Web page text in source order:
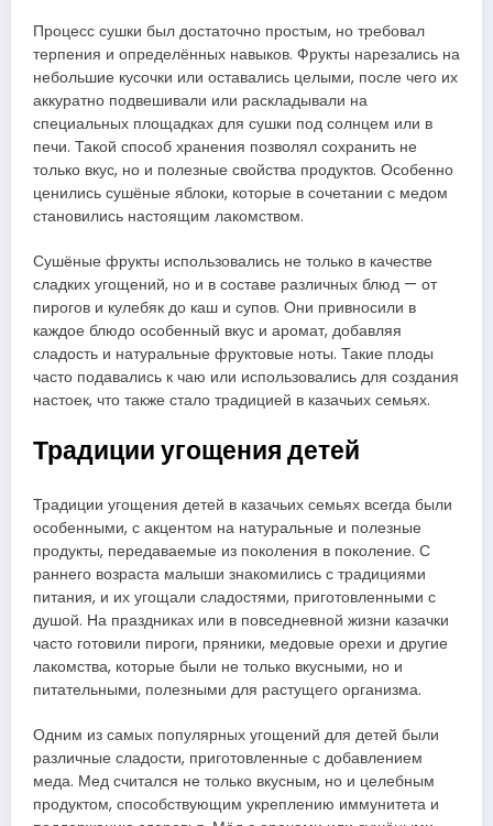
Процесс сушки был достаточно простым, но требовал
терпения и определённых навыков. Фрукты нарезались на
небольшие кусочки или оставались целыми, после чего их
аккуратно подвешивали или раскладывали на
специальных площадках для сушки под солнцем или в
печи. Такой способ хранения позволял сохранить не
только вкус, но и полезные свойства продуктов. Особенно
ценились сушёные яблоки, которые в сочетании с медом
становились настоящим лакомством.
Сушёные фрукты использовались не только в качестве
сладких угощений, но и в составе различных блюд — от
пирогов и кулебяк до каш и супов. Они привносили в
каждое блюдо особенный вкус и аромат, добавляя
сладость и натуральные фруктовые ноты. Такие плоды
часто подавались к чаю или использовались для создания
настоек, что также стало традицией в казачьих семьях.
Традиции угощения детей
Традиции угощения детей в казачьих семьях всегда были
особенными, с акцентом на натуральные и полезные
продукты, передаваемые из поколения в поколение. С
раннего возраста малыши знакомились с традициями
питания, и их угощали сладостями, приготовленными с
душой. На праздниках или в повседневной жизни казачки
часто готовили пироги, пряники, медовые орехи и другие
лакомства, которые были не только вкусными, но и
питательными, полезными для растущего организма.
Одним из самых популярных угощений для детей были
различные сладости, приготовленные с добавлением
меда. Мед считался не только вкусным, но и целебным
продуктом, способствующим укреплению иммунитета и